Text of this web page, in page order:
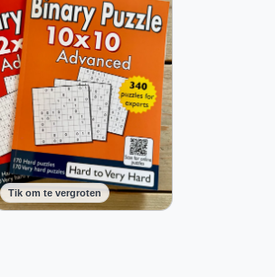
Tik om te vergroten